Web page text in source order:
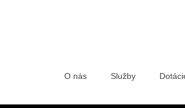
O nás Služby